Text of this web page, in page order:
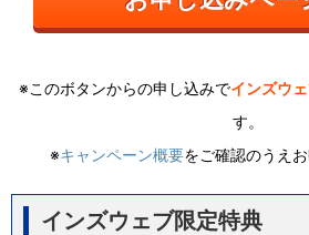
※このボタンからの申し込みでインズウ
す。
※キャンペーン概要をご確認のうえお
インズウェブ限定特典